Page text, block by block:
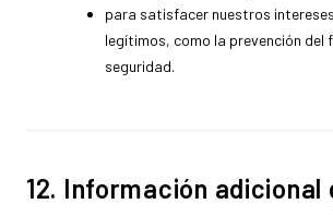
para satisfacer nuestros
legítimos, como la prevención del
seguridad.
12. Información adicional